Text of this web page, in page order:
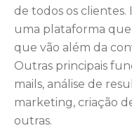
de todos os clientes.
uma plataforma
que vão além da
Outras principais
mails, análise de
marketing, criação
outras.